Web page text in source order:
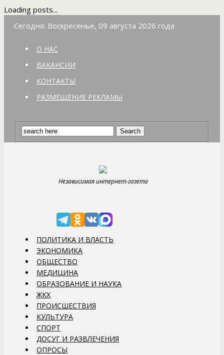
Loading posts...
Сегодня: Воскресенье, 09 августа 2026 года
О НАС
ВАКАНСИИ
КОНТАКТЫ
РАЗМЕЩЕНИЕ РЕКЛАМЫ
Независимая интернет-газета
ПОЛИТИКА И ВЛАСТЬ
ЭКОНОМИКА
ОБЩЕСТВО
МЕДИЦИНА
ОБРАЗОВАНИЕ И НАУКА
ЖКХ
ПРОИСШЕСТВИЯ
КУЛЬТУРА
СПОРТ
ДОСУГ И РАЗВЛЕЧЕНИЯ
ОПРОСЫ